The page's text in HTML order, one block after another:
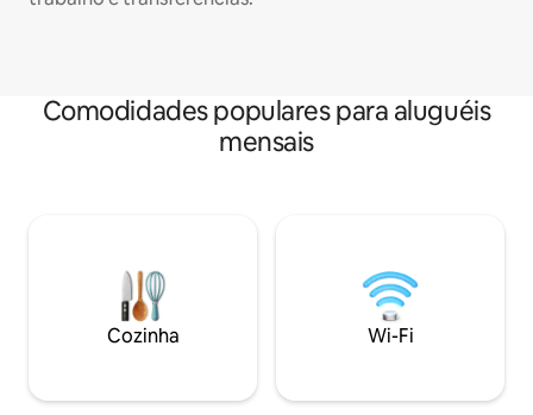
Comodidades populares para aluguéis
mensais
Cozinha Wi-Fi